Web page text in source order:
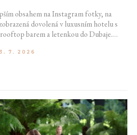
obsahem na Instagram fotky, na
dovolená v luxusním hotelu s
barem a letenkou do Dubaje.
Výlet vlakem na Šumavu.
7. 2026